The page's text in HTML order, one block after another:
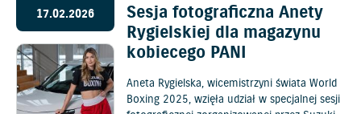
17.02.2026
Sesja fotograficzna Anety
Rygielskiej dla magazynu
kobiecego PANI
Aneta Rygielska, wicemistrzyni świata World
Boxing 2025, wzięła udział w specjalnej sesji